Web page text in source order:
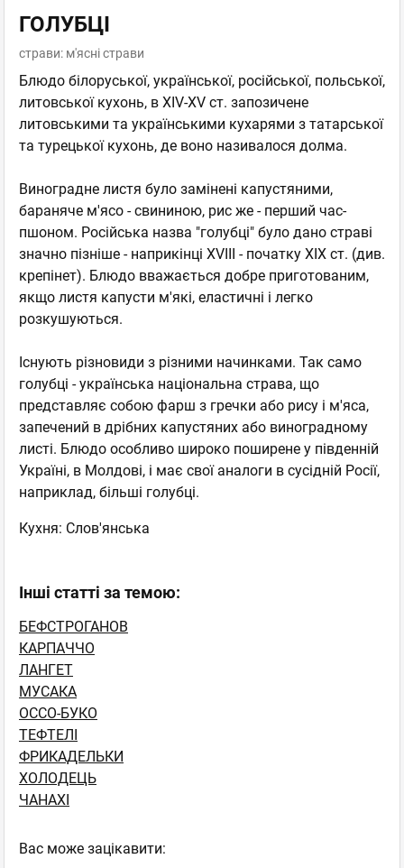
ГОЛУБЦІ
страви: м'ясні страви
Блюдо білоруської, української, російської, польської,
литовської кухонь, в XIV-XV ст. запозичене
литовськими та українськими кухарями з татарської
та турецької кухонь, де воно називалося долма.
Виноградне листя було замінені капустяними,
бараняче м'ясо - свининою, рис же - перший час-
пшоном. Російська назва "голубці" було дано страві
значно пізніше - наприкінці XVIII - початку XIX ст. (див.
крепінет). Блюдо вважається добре приготованим,
якщо листя капусти м'які, еластичні і легко
розкушуються.
Існують різновиди з різними начинками. Так само
голубці - українська національна страва, що
представляє собою фарш з гречки або рису і м'яса,
запечений в дрібних капустяних або виноградному
листі. Блюдо особливо широко поширене у південній
Україні, в Молдові, і має свої аналоги в сусідній Росії,
наприклад, більші голубці.
Кухня: Слов'янська
Інші статті за темою:
БЕФСТРОГАНОВ
КАРПАЧЧО
ЛАНГЕТ
МУСАКА
ОССО-БУКО
ТЕФТЕЛІ
ФРИКАДЕЛЬКИ
ХОЛОДЕЦЬ
ЧАНАХI
Вас може зацікавити: